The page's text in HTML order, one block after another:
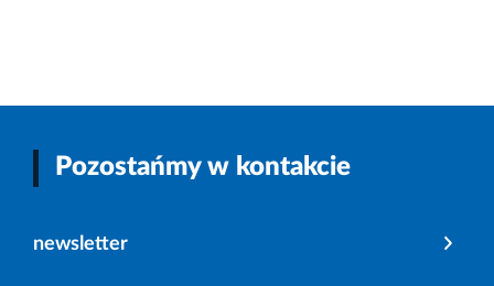
Pozostańmy w kontakcie
newsletter